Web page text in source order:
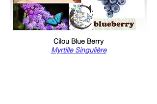
Cilou Blue Berry
Myrtille Singulière